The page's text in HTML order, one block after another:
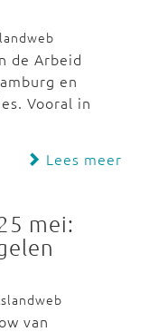
de Arbeid
en
Vooral in
Lees meer
mei:
van